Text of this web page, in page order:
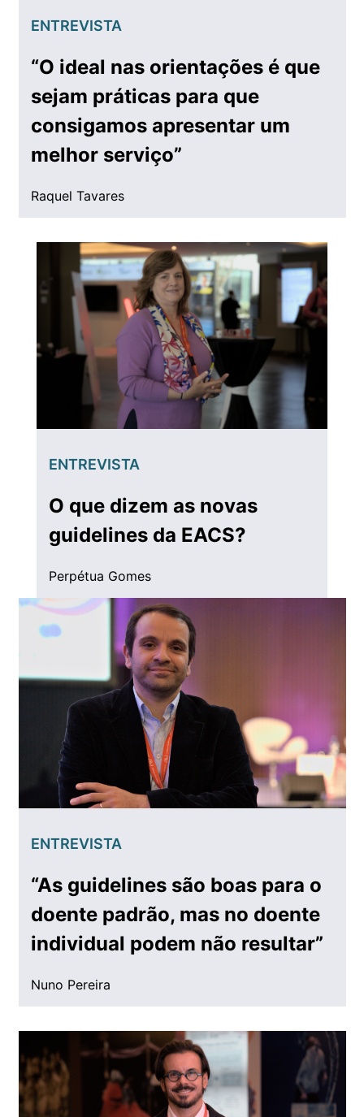
ENTREVISTA
“O ideal nas orientações é que
sejam práticas para que
consigamos apresentar um
melhor serviço”
Raquel Tavares
ENTREVISTA
O que dizem as novas
guidelines da EACS?
Perpétua Gomes
ENTREVISTA
“As guidelines são boas para o
doente padrão, mas no doente
individual podem não resultar”
Nuno Pereira